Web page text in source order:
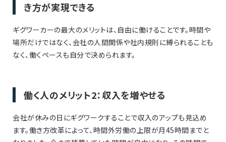
き方が実現できる
ギグワーカーの最大のメリットは、自由に働けることです。時間や
場所だけではなく、会社の人間関係や社内規則に縛られることも
なく、働くペースも自分で決められます。
働く人のメリット2：収入を増やせる
会社が休みの日にギグワークすることで収入のアップも見込め
ます。働き方改革によって、時間外労働の上限が月45時間までと